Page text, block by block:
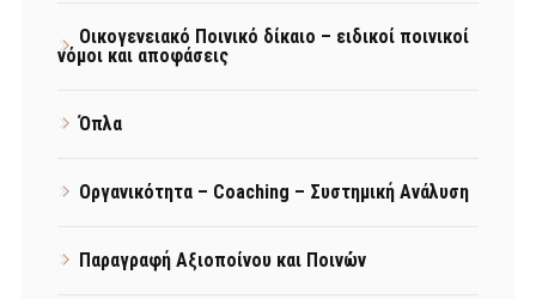
Οικογενειακό Ποινικό δίκαιο – ειδικοί ποινικοί
νόμοι και αποφάσεις
Όπλα
Οργανικότητα – Coaching – Συστημική Ανάλυση
Παραγραφή Αξιοποίνου και Ποινών